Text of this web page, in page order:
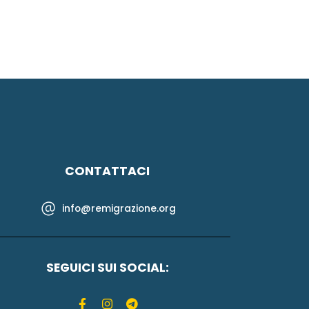
CONTATTACI
info@remigrazione.org
SEGUICI SUI SOCIAL: